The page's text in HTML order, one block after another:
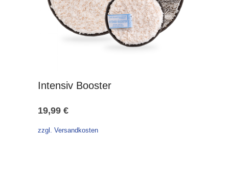
Intensiv Booster
19,99 €
zzgl. Versandkosten